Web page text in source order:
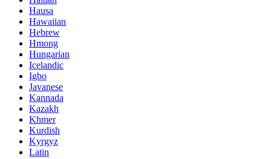
Hausa
Hawaiian
Hebrew
Hmong
Hungarian
Icelandic
Igbo
Javanese
Kannada
Kazakh
Khmer
Kurdish
Kyrgyz
Latin